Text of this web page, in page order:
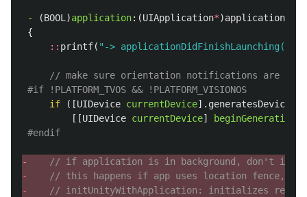
- (BOOL)application:(UIApplication*)application
{
:: printf( "-> applicationDidFinishLaunching()
// make sure orientation notifications are sent
#if !PLATFORM_TVOS && !PLATFORM_VISIONOS
if
([UIDevice currentDevice].
[[UIDevice currentDevice]
#endif
-
// if application is in background, don't
-
// this happens if app uses location fence,
-
// initUnityWithApplication: initializes